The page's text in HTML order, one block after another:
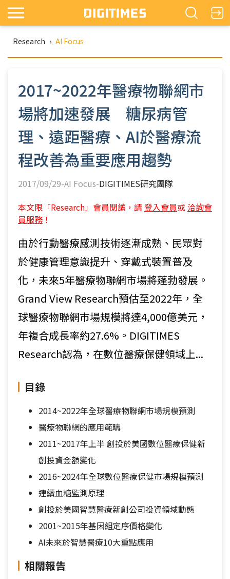
Research › AI Focus
2017~2022年醫療物聯網市
場將加速發展 糖尿病管
理、遠距醫療、AI於醫療流
程改善為重要應用趨勢
2017/09/29-AI Focus-DIGITIMES研究團隊
本文限「Research」會員閱讀，請 登入會員或 洽詢會
員服務 ！
由於行動醫療感測技術逐漸成熟、民眾對
於健康管理意識提升、穿戴式裝置普及
化，未來5年醫療物聯網市場將蓬勃發展。
Grand View Research預估至2022年，全
球醫療物聯網市場規模將達4,000億美元，
年複合成長率約27.6%。DIGITIMES
Research認為，在數位醫療保健領域上...
目錄
2014~2022年全球醫療物聯網市場規模預測
醫療物聯網的應用範疇
2011~2017年上半 創投於美國數位醫療保健新
創投資金額變化
2016~2024年全球數位醫療保健市場規模預測
連續血糖監測原理
創投於美國智慧醫療新創公司投資領域動態
2001~2015年基因組定序價格變化
AI未來於智慧醫療10大重點應用
相關報告